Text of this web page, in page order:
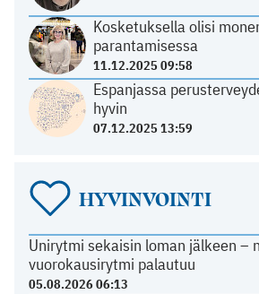
Kosketuksella olisi
parantamisessa
11.12.2025 09:58
Espanjassa
hyvin
07.12.2025 13:59
HYVINVOINTI
Unirytmi sekaisin loman jälkeen –
vuorokausirytmi palautuu
05.08.2026 06:13